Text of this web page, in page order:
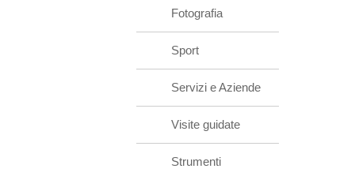
Fotografia
Sport
Servizi e Aziende
Visite guidate
Strumenti